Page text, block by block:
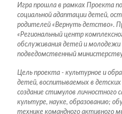
Игра прошла в рамках Проекта
социальной адаптации детей,
родителей «Вернуть детство».
«Региональный центр
обслуживания детей и
подведомственный
Цель проекта - культурное и
детей, воспитываемых в детских
создание стимулов личностного
культуре, науке, образованию;
технике командного активного